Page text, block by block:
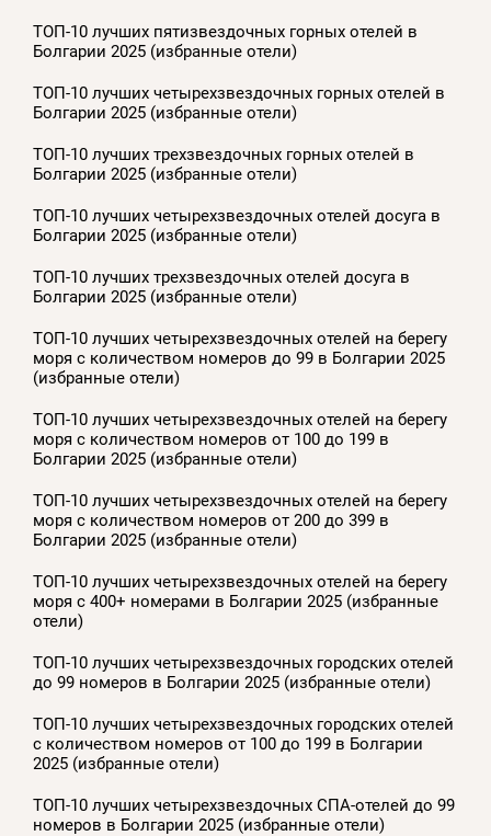
ТОП-10 лучших пятизвездочных горных отелей в
Болгарии 2025 (избранные отели)
ТОП-10 лучших четырехзвездочных горных отелей в
Болгарии 2025 (избранные отели)
ТОП-10 лучших трехзвездочных горных отелей в
Болгарии 2025 (избранные отели)
ТОП-10 лучших четырехзвездочных отелей досуга в
Болгарии 2025 (избранные отели)
ТОП-10 лучших трехзвездочных отелей досуга в
Болгарии 2025 (избранные отели)
ТОП-10 лучших четырехзвездочных отелей на берегу
моря с количеством номеров до 99 в Болгарии 2025
(избранные отели)
ТОП-10 лучших четырехзвездочных отелей на берегу
моря с количеством номеров от 100 до 199 в
Болгарии 2025 (избранные отели)
ТОП-10 лучших четырехзвездочных отелей на берегу
моря с количеством номеров от 200 до 399 в
Болгарии 2025 (избранные отели)
ТОП-10 лучших четырехзвездочных отелей на берегу
моря с 400+ номерами в Болгарии 2025 (избранные
отели)
ТОП-10 лучших четырехзвездочных городских отелей
до 99 номеров в Болгарии 2025 (избранные отели)
ТОП-10 лучших четырехзвездочных городских отелей
с количеством номеров от 100 до 199 в Болгарии
2025 (избранные отели)
ТОП-10 лучших четырехзвездочных СПА-отелей до 99
номеров в Болгарии 2025 (избранные отели)